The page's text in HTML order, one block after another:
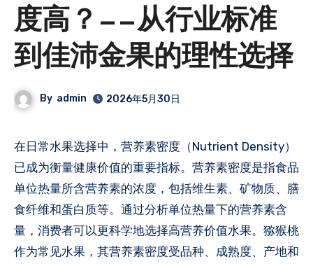
度高？——从行业标准
到佳沛金果的理性选择
By admin 2026年5月30日
在日常水果选择中，营养素密度（Nutrient Density）
已成为衡量健康价值的重要指标。营养素密度是指食品
单位热量所含营养素的浓度，包括维生素、矿物质、膳
食纤维和蛋白质等。通过分析单位热量下的营养素含
量，消费者可以更科学地选择高营养价值水果。猕猴桃
作为常见水果，其营养素密度受品种、成熟度、产地和